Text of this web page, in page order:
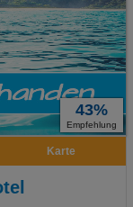
43%
Empfehlung
Karte